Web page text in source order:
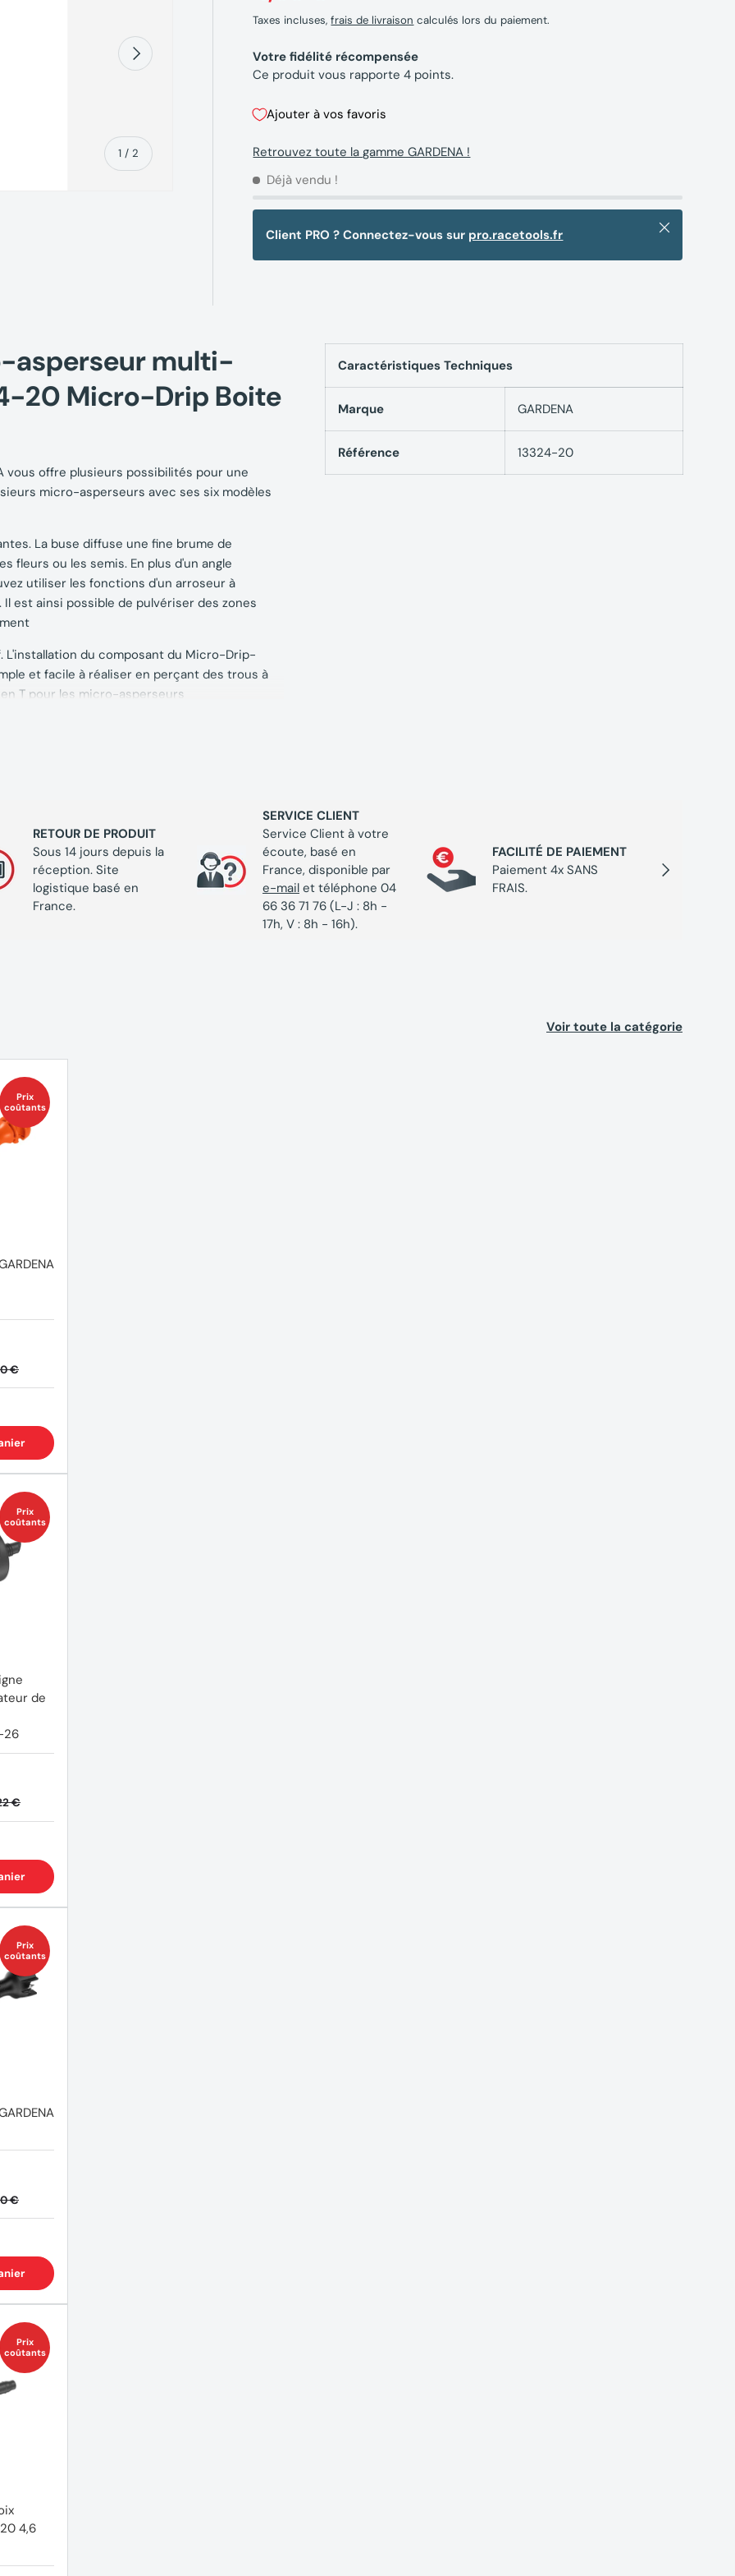
1 /de
2
Suivant
Taxes incluses,frais de livraison calculés lors du paiement.
Votre fidélité récompensée
Ce produit vous rapporte4 points.
Ajouter à vos favoris
Retrouvez toute la gamme GARDENA !
Déjà vendu !
Client PRO ? Connectez-vous sur pro.racetools.fr Fermer
asperseur multi-
20 Micro-Drip Boite
vous offre plusieurs possibilités pour une
micro-asperseurs avec ses six modèles
La buse diffuse une fine brume de
fleurs ou les semis. En plus d'un angle
utiliser les fonctions d'un arroseur à
est ainsi possible de pulvériser des zones
L'installation du composant du Micro-Drip-
et facile à réaliser en perçant des trous à
T pour les micro-asperseurs
20), vous pouvez augmenter la position
grâce au design intuitif, qui
les unes des autres. Micro-Drip-System
Micro-asperseur
de commande pour choisir l'un des 6
et extrémité de plates-bandes), réglable à
Caractéristiques Techniques
Marque GARDENA
Référence 13324-20
Suivant
RETOUR DE PRODUIT
Sous 14 jours depuis la
réception. Site
logistique basé en
France.
SERVICE CLIENT
Service Client à votre
écoute, basé en
France, disponible par
e-mail et téléphone 04
66 36 71 76 (L-J : 8h -
17h, V : 8h - 16h).
FACILITÉ DE PAIEMENT
Paiement 4x SANS
FRAIS.
Voir toute la catégorie
Prix
coûtants
€
Prix
coûtants
de
26
€
Prix
coûtants
€
Prix
coûtants
4,6